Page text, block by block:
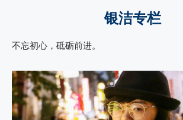
银洁专栏
不忘初心，砥砺前进。